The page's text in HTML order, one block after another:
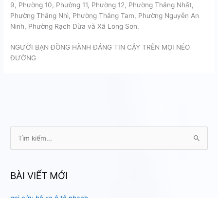
9, Phường 10, Phường 11, Phường 12, Phường Thắng Nhất,
Phường Thắng Nhì, Phường Thắng Tam, Phường Nguyễn An
Ninh, Phường Rạch Dừa và Xã Long Sơn.
NGƯỜI BẠN ĐỒNG HÀNH ĐÁNG TIN CẬY TRÊN MỌI NẺO
ĐƯỜNG
k
BÀI VIẾT MỚI